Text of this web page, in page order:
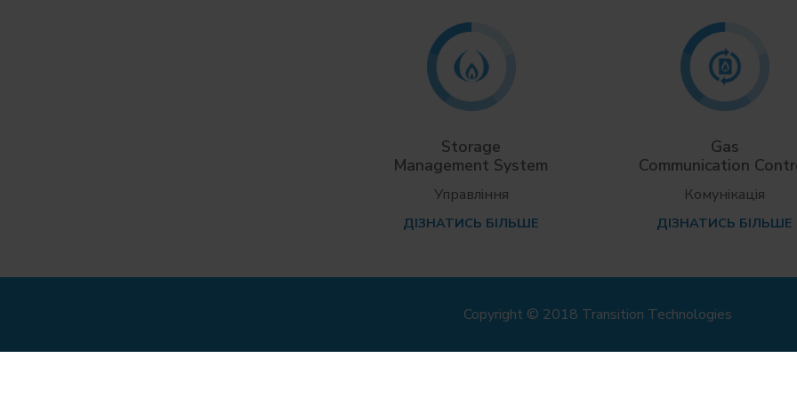
Storage
Management System
Управління
ДІЗНАТИСЬ БІЛЬШЕ
Gas
Communication
Комунікація
ДІЗНАТИСЬ БІЛЬШЕ
Copyright © 2018 Transition Technologies